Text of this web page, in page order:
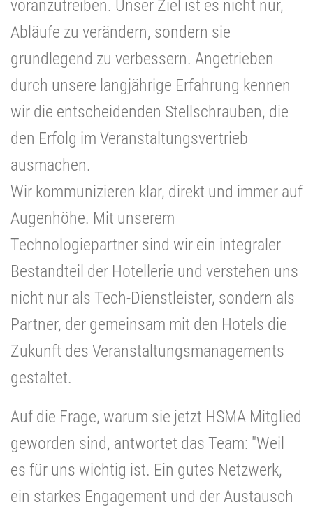
voranzutreiben. Unser Ziel ist es nicht nur,
Abläufe zu verändern, sondern sie
grundlegend zu verbessern. Angetrieben
durch unsere langjährige Erfahrung kennen
wir die entscheidenden Stellschrauben, die
den Erfolg im Veranstaltungsvertrieb
ausmachen.
Wir kommunizieren klar, direkt und immer auf
Augenhöhe. Mit unserem
Technologiepartner sind wir ein integraler
Bestandteil der Hotellerie und verstehen uns
nicht nur als Tech-Dienstleister, sondern als
Partner, der gemeinsam mit den Hotels die
Zukunft des Veranstaltungsmanagements
gestaltet.
Auf die Frage, warum sie jetzt HSMA Mitglied
geworden sind, antwortet das Team: "Weil
es für uns wichtig ist. Ein gutes Netzwerk,
ein starkes Engagement und der Austausch